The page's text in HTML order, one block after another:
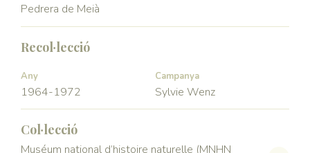
Pedrera de Meià
Recol·lecció
Any
1964-1972
Campanya
Sylvie Wenz
Col·lecció
Muséum national d’histoire naturelle (MNHN